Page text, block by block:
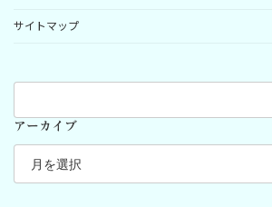
サイトマップ
アーカイブ
ア